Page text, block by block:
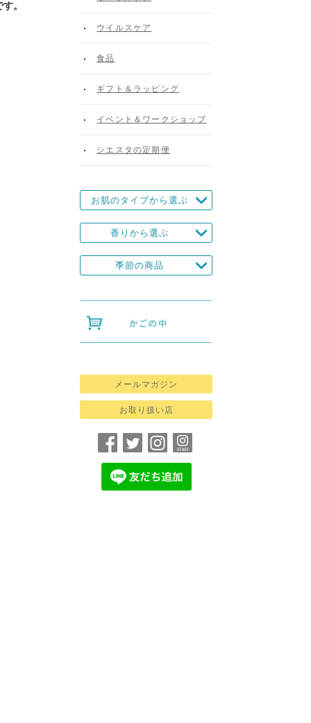
。
ウイルスケア
食品
ギフト＆ラッピング
イベント＆ワークショップ
シエスタの定期便
お肌のタイプから選ぶ
香りから選ぶ
季節の商品
メールマガジン
お取り扱い店